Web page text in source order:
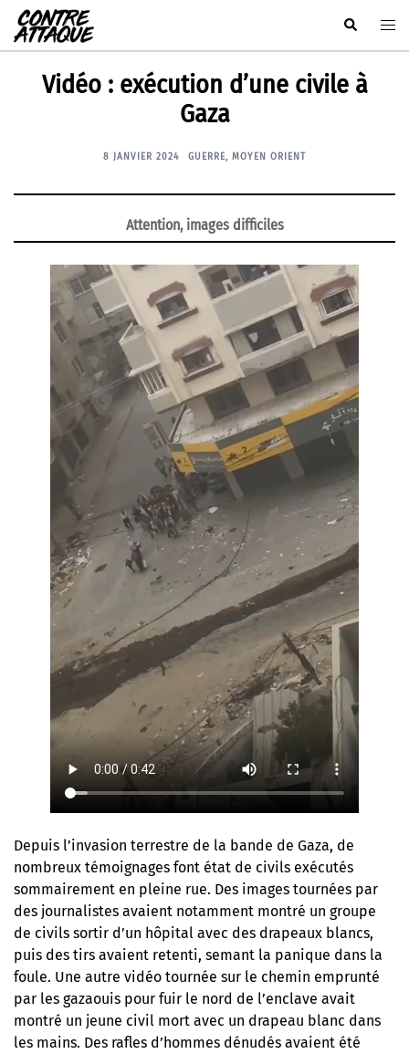
Aller
au
contenu
Rechercher
Vidéo : exécution d’une civile à
Gaza
8 JANVIER 2024 GUERRE, MOYEN ORIENT
Attention, images difficiles
Depuis l’invasion terrestre de la bande de Gaza, de
nombreux témoignages font état de civils exécutés
sommairement en pleine rue. Des images tournées par
des journalistes avaient notamment montré un groupe
de civils sortir d’un hôpital avec des drapeaux blancs,
puis des tirs avaient retenti, semant la panique dans la
foule. Une autre vidéo tournée sur le chemin emprunté
par les gazaouis pour fuir le nord de l’enclave avait
montré un jeune civil mort avec un drapeau blanc dans
les mains. Des rafles d’hommes dénudés avaient été